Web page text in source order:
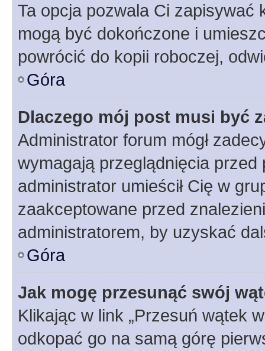
Ta opcja pozwala Ci zapisywać
mogą być dokończone i
powrócić do kopii roboczej,
Góra
Dlaczego mój post musi być
Administrator forum mógł
wymagają przeglądnięcia
administrator umieścił Cię w
zaakceptowane przed
administratorem, by uzyskać
Góra
Jak mogę przesunąć swój
Klikając w link „Przesuń wątek
odkopać go na samą górę